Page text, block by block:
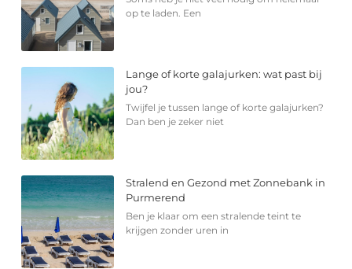
op te laden. Een
Lange of korte galajurken: wat past bij
jou?
Twijfel je tussen lange of korte galajurken?
Dan ben je zeker niet
Stralend en Gezond met Zonnebank in
Purmerend
Ben je klaar om een stralende teint te
krijgen zonder uren in